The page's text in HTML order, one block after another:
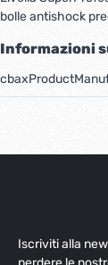
bolle antishock
Informazioni
Iscriviti alla